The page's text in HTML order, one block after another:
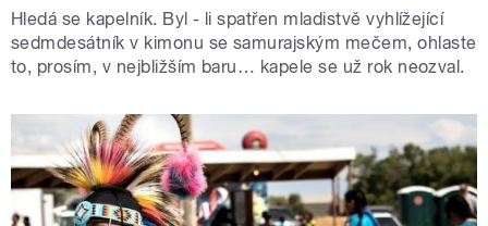
Hledá se kapelník. Byl - li spatřen mladistvě vyhlížející
sedmdesátník v kimonu se samurajským mečem, ohlaste
to, prosím, v nejbližším baru… kapele se už rok neozval.